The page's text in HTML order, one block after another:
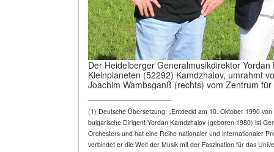
Der Heidelberger Generalmusikdirektor
Kleinplaneten (52292) Kamdzhalov, umrahmt
Joachim Wambsganß (rechts) vom Zentrum
(1) Deutsche Übersetzung: „Entdeckt am 10. Oktober 1990
bulgarische Dirigent Yordan Kamdzhalov (geboren 1980) ist
Orchesters und hat eine Reihe nationaler und internationaler
verbindet er die Welt der Musik mit der Faszination für das